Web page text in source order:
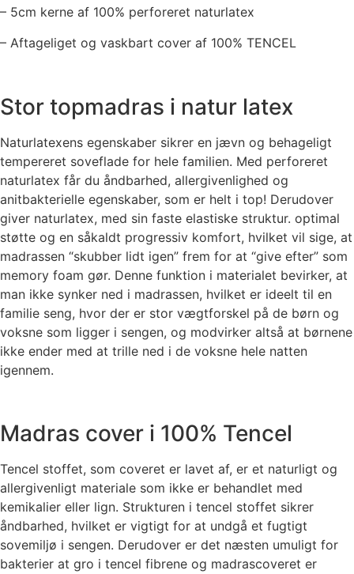
– 5cm kerne af 100% perforeret naturlatex
– Aftageliget og vaskbart cover af 100% TENCEL
Stor topmadras i natur latex
Naturlatexens egenskaber sikrer en jævn og behageligt
tempereret soveflade for hele familien. Med perforeret
naturlatex får du åndbarhed, allergivenlighed og
anitbakterielle egenskaber, som er helt i top! Derudover
giver naturlatex, med sin faste elastiske struktur. optimal
støtte og en såkaldt progressiv komfort, hvilket vil sige, at
madrassen “skubber lidt igen” frem for at “give efter” som
memory foam gør. Denne funktion i materialet bevirker, at
man ikke synker ned i madrassen, hvilket er ideelt til en
familie seng, hvor der er stor vægtforskel på de børn og
voksne som ligger i sengen, og modvirker altså at børnene
ikke ender med at trille ned i de voksne hele natten
igennem.
Madras cover i 100% Tencel
Tencel stoffet, som coveret er lavet af, er et naturligt og
allergivenligt materiale som ikke er behandlet med
kemikalier eller lign. Strukturen i tencel stoffet sikrer
åndbarhed, hvilket er vigtigt for at undgå et fugtigt
sovemiljø i sengen. Derudover er det næsten umuligt for
bakterier at gro i tencel fibrene og madrascoveret er